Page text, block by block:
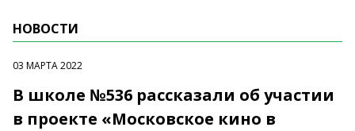
НОВОСТИ
03 МАРТА 2022
В школе №536 рассказали об участии
в проекте «Московское кино в